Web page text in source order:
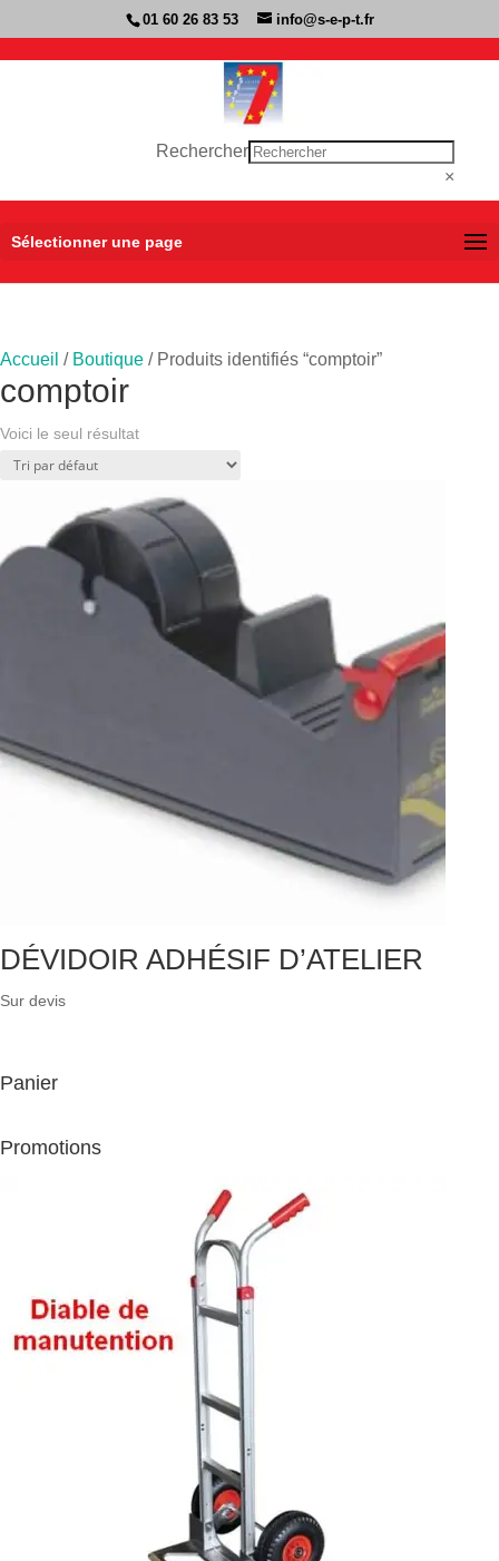
01 60 26 83 53 info@s-e-p-t.fr
Rechercher
×
Sélectionner une page
Accueil / Boutique / Produits identifiés “comptoir”
comptoir
Voici le seul résultat
DÉVIDOIR ADHÉSIF D’ATELIER
Sur devis
Panier
Promotions